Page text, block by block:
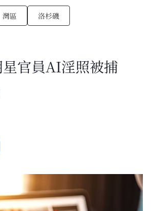
灣區 洛杉磯
官員AI淫照被捕